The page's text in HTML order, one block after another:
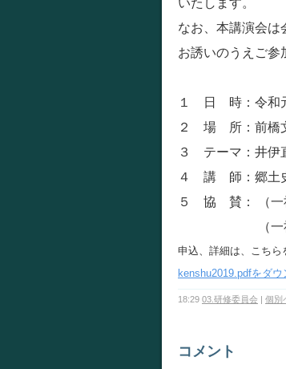
いたします。
なお、本講演会は
お誘いのうえご参
１ 日 時：令和元
２ 場 所：前橋
３ テーマ：井伊
４ 講 師：郷土
５ 協 賛： （一
（一社）群
申込、詳細は、こちら
kenshu2019.pdfをダウ
18:29 03.研修委員会 | 個別
コメント